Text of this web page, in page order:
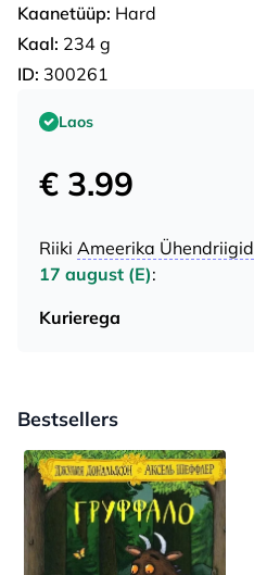
Kaanetüüp: Hard
Kaal: 234 g
ID: 300261
Laos
€ 3.99
Riiki Ameerika Ühendriigid
17 august (E):
Kurierega
Bestsellers